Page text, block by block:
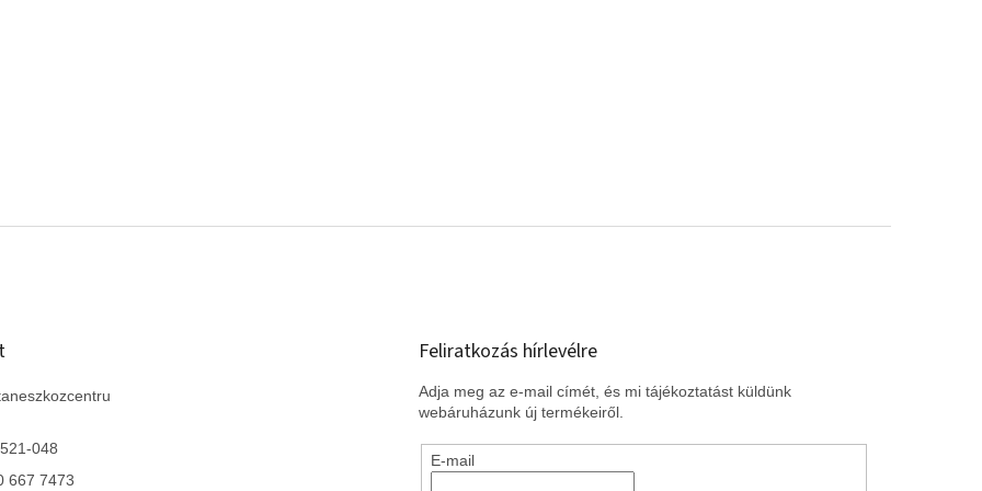
048
667 7473
Feliratkozás hírlevélre
Adja meg az e-mail címét, és mi tájékoztatást küldünk
webáruházunk új termékeiről.
E-mail